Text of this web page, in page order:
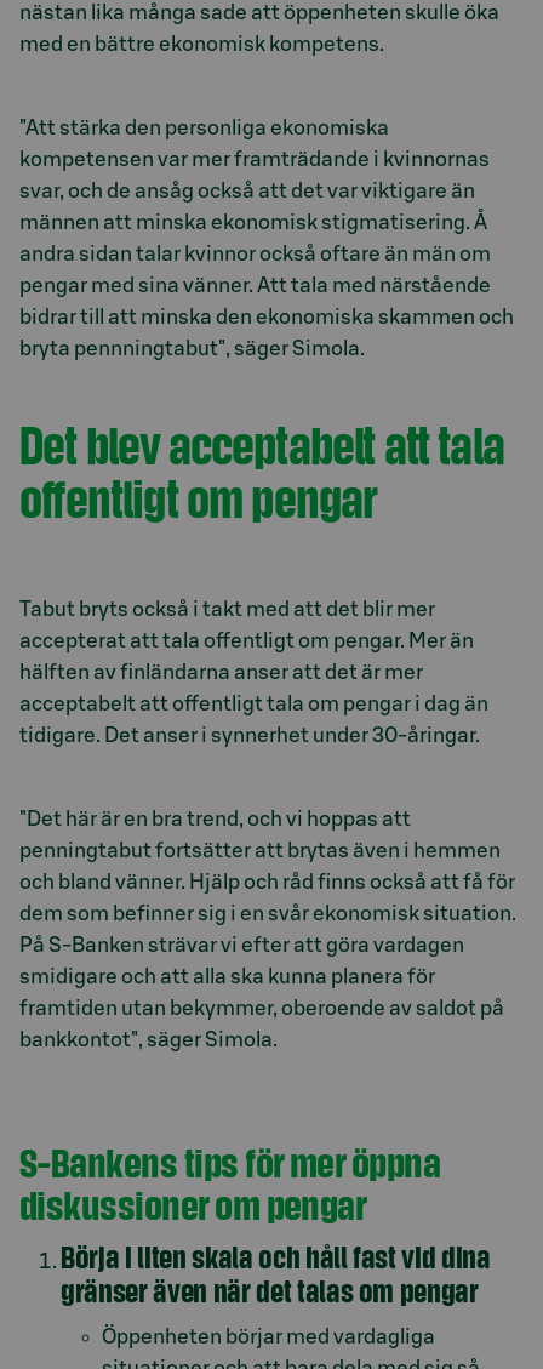
nästan lika många sade att öppenheten skulle öka
med en bättre ekonomisk kompetens.
"Att stärka den personliga ekonomiska
kompetensen var mer framträdande i kvinnornas
svar, och de ansåg också att det var viktigare än
männen att minska ekonomisk stigmatisering. Å
andra sidan talar kvinnor också oftare än män om
pengar med sina vänner. Att tala med närstående
bidrar till att minska den ekonomiska skammen och
bryta pennningtabut", säger Simola.
Det blev acceptabelt att tala
offentligt om pengar
Tabut bryts också i takt med att det blir mer
accepterat att tala offentligt om pengar. Mer än
hälften av finländarna anser att det är mer
acceptabelt att offentligt tala om pengar i dag än
tidigare. Det anser i synnerhet under 30-åringar.
"Det här är en bra trend, och vi hoppas att
penningtabut fortsätter att brytas även i hemmen
och bland vänner. Hjälp och råd finns också att få för
dem som befinner sig i en svår ekonomisk situation.
På S-Banken strävar vi efter att göra vardagen
smidigare och att alla ska kunna planera för
framtiden utan bekymmer, oberoende av saldot på
bankkontot", säger Simola.
S-Bankens tips för mer öppna
diskussioner om pengar
Börja i liten skala och håll fast vid dina
gränser även när det talas om pengar
Öppenheten börjar med vardagliga